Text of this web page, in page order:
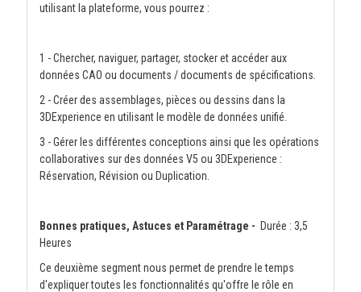
utilisant la plateforme, vous pourrez :
1 - Chercher, naviguer, partager, stocker et accéder aux
données CAO ou documents / documents de spécifications.
2 - Créer des assemblages, pièces ou dessins dans la
3DExperience en utilisant le modèle de données unifié.
3 - Gérer les différentes conceptions ainsi que les opérations
collaboratives sur des données V5 ou 3DExperience :
Réservation, Révision ou Duplication.
Bonnes pratiques, Astuces et Paramétrage - Durée : 3,5
Heures
Ce deuxième segment nous permet de prendre le temps
d'expliquer toutes les fonctionnalités qu'offre le rôle en